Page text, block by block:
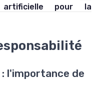
pour la
l'importance de